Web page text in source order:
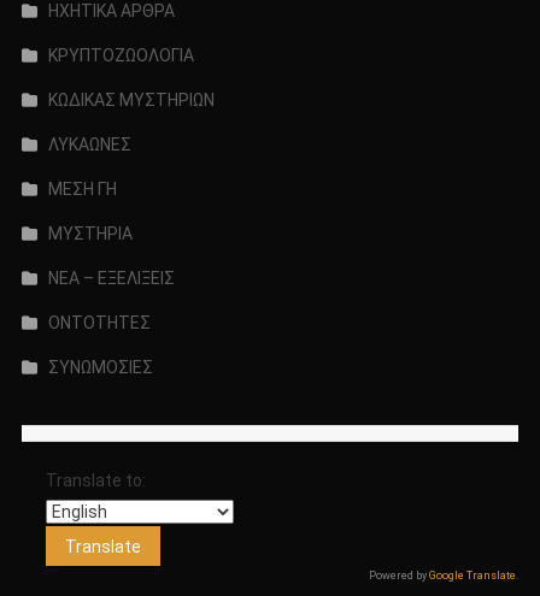
ΗΧΗΤΙΚΑ ΑΡΘΡΑ
ΚΡΥΠΤΟΖΩΟΛΟΓΙΑ
ΚΩΔΙΚΑΣ ΜΥΣΤΗΡΙΩΝ
ΛΥΚΑΩΝΕΣ
ΜΕΣΗ ΓΗ
ΜΥΣΤΗΡΙΑ
ΝΕΑ – ΕΞΕΛΙΞΕΙΣ
ΟΝΤΟΤΗΤΕΣ
ΣΥΝΩΜΟΣΙΕΣ
Translate to:
Powered byGoogle Translate .